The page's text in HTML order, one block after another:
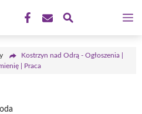
Kostrzyn nad Odrą - Ogłoszenia |
| Praca